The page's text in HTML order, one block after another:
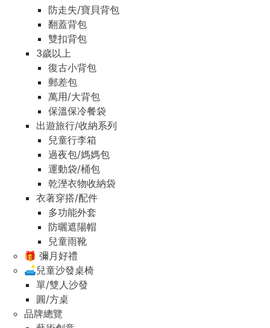
防走失/寶貝背包
翻蓋背包
雙扣背包
3歲以上
復古小背包
郵差包
萬用/大背包
保溫保冷餐袋
出遊旅行/收納系列
兒童行李箱
過夜包/媽媽包
運動袋/桶包
乾溼衣物收納袋
衣著穿搭/配件
多功能外套
防曬遮陽帽
兒童雨靴
🎁 彌月好禮
🛋️兒童沙發桌椅
單/雙人沙發
圓/方桌
品牌總覽